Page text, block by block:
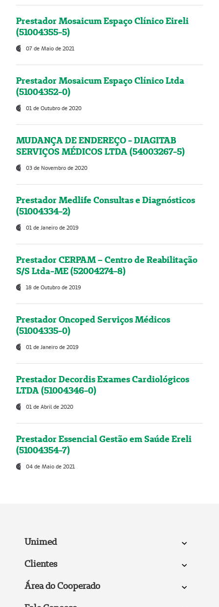
Prestador Mosaicum Espaço Clínico Eireli
(51004355-5)
07 de Maio de 2021
Prestador Mosaicum Espaço Clínico Ltda
(51004352-0)
01 de Outubro de 2020
MUDANÇA DE ENDEREÇO - DIAGITAB
SERVIÇOS MÉDICOS LTDA (54003267-5)
03 de Novembro de 2020
Prestador Medlife Consultas e Diagnósticos
(51004334-2)
01 de Janeiro de 2019
Prestador CERPAM – Centro de Reabilitação
S/S Ltda-ME (52004274-8)
18 de Outubro de 2019
Prestador Oncoped Serviços Médicos
(51004335-0)
01 de Janeiro de 2019
Prestador Decordis Exames Cardiológicos
LTDA (51004346-0)
01 de Abril de 2020
Prestador Essencial Gestão em Saúde Ereli
(51004354-7)
04 de Maio de 2021
Unimed
Clientes
Área do Cooperado